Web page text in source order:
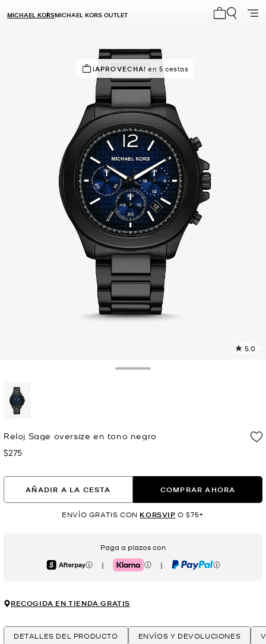
MICHAEL KORSMICHAEL KORS OUTLET
¡APROVECHA! en 5 cestas
5.0
Reloj Sage oversize en tono negro
Ahora
$275
AÑADIR A LA CESTA COMPRAR AHORA
ENVÍO GRATIS CON KORSVIP O $75+
Paga a plazos con
Afterpay | Klarna | PayPal
RECOGIDA EN TIENDA GRATIS
DETALLES DEL PRODUCTO ENVÍOS Y DEVOLUCIONES